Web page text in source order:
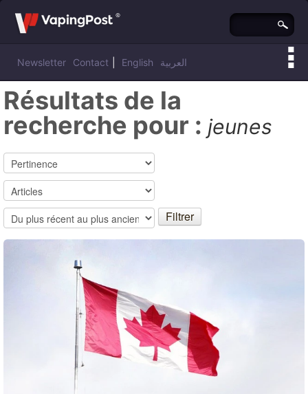
Newsletter Contact English العربية
Résultats de la
recherche pour : jeunes